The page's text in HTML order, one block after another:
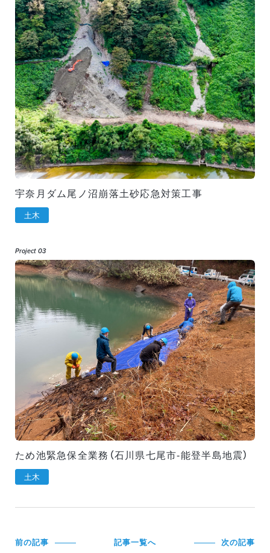
宇奈月ダム尾ノ沼崩落土砂応急対策工事
土木
Project 03
ため池緊急保全業務（石川県七尾市-能登半島地震）
土木
前の記事 記事一覧へ 次の記事